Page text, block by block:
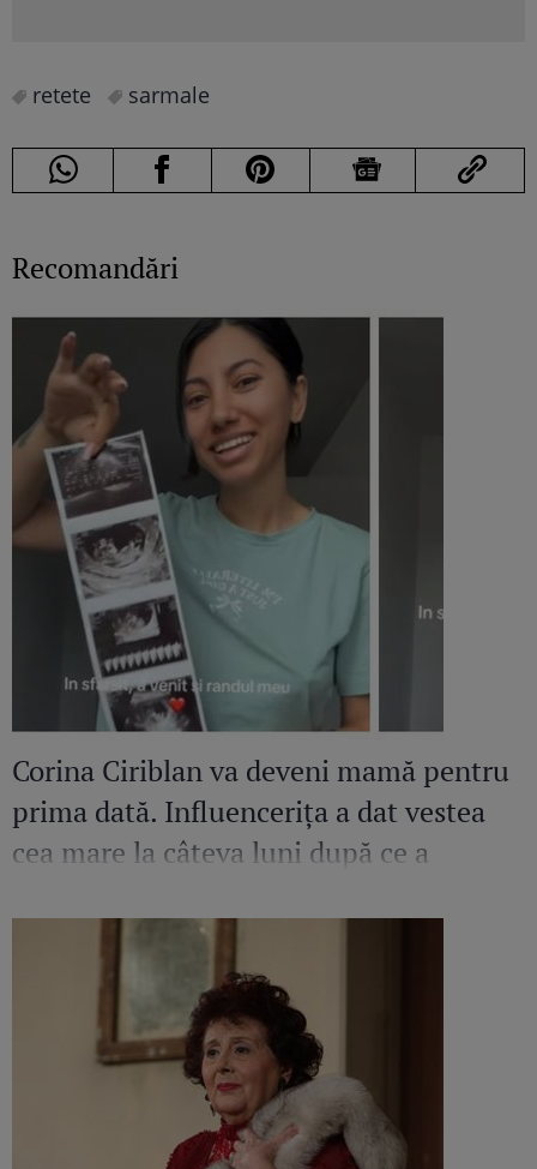
retete sarmale
Recomandări
Corina Ciriblan va deveni mamă pentru
prima dată. Influencerița a dat vestea
cea mare la câteva luni după ce a